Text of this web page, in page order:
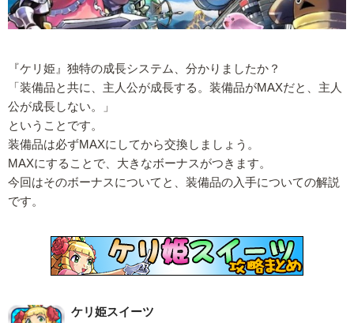
『ケリ姫』独特の成長システム、分かりましたか？
「装備品と共に、主人公が成長する。装備品がMAXだと、主人
公が成長しない。」
ということです。
装備品は必ずMAXにしてから交換しましょう。
MAXにすることで、大きなボーナスがつきます。
今回はそのボーナスについてと、装備品の入手についての解説
です。
ケリ姫スイーツ